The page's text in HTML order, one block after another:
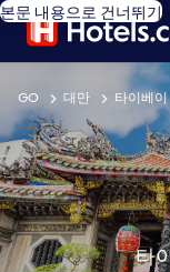
본문 내용으로 건너뛰기
GO 대만 타이베이
타